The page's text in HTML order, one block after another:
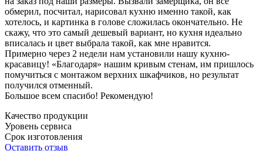
обмерил, посчитал, нарисовал кухню именно такой, как
хотелось, и картинка в голове сложилась окончательно. Не
скажу, что это самый дешевый вариант, но кухня идеально
вписалась и цвет выбрала такой, как мне нравится.
Примерно через 2 недели нам установили нашу кухню-
красавицу! «Благодаря» нашим кривым стенам, им пришлось
помучиться с монтажом верхних шкафчиков, но результат
получился отменный.
Большое всем спасибо! Рекомендую!
Качество продукции
Уровень сервиса
Срок изготовления
Оставить отзыв